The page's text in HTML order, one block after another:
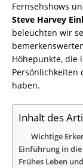
Fernsehshows
Steve Harvey
beleuchten wir
Höhepunkte, die
haben.
Inhalt des
Wichtige
Einführung in
Frühes Leben